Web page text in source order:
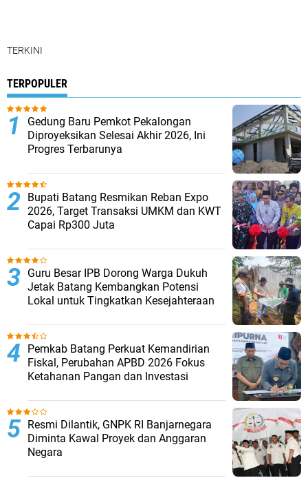
TERKINI
TERPOPULER
Gedung Baru Pemkot Pekalongan
Diproyeksikan Selesai Akhir 2026, Ini
Progres Terbarunya
Bupati Batang Resmikan Reban Expo
2026, Target Transaksi UMKM dan KWT
Capai Rp300 Juta
Guru Besar IPB Dorong Warga Dukuh
Jetak Batang Kembangkan Potensi
Lokal untuk Tingkatkan Kesejahteraan
Pemkab Batang Perkuat Kemandirian
Fiskal, Perubahan APBD 2026 Fokus
Ketahanan Pangan dan Investasi
Resmi Dilantik, GNPK RI Banjarnegara
Diminta Kawal Proyek dan Anggaran
Negara